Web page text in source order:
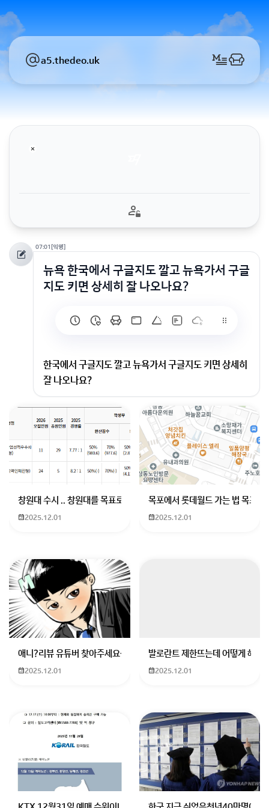
a5.thedeo.uk
07:01[익명]
뉴욕 한국에서 구글지도 깔고 뉴욕가서 구글
지도 키면 상세히 잘 나오나요?
한국에서 구글지도 깔고 뉴욕가서 구글지도 키면 상세히
잘 나오나요?
구글맵은 뉴욕에선 '갓'이에요! 한국과는 차원이 다른 디
테일로 길치도 갱생시켜줘요~ ^^
회원가입 혹은 광고 [X]를 누르면 내용이 보입니다
창원대 수시 .. 창원대를 목표로 하고 있는 09년생입니다 지금 제 내신이
2025.12.01
목포에서 롯데월드 가는 법 목포
2025.12.01
애니?리뷰 유튜버 찾아주세요ㅠㅠ 무슨 검정머리 남자 캐릭터에 더빙하
2025.12.01
발로란트 제한뜨는데 어떻게 해야
2025.12.01